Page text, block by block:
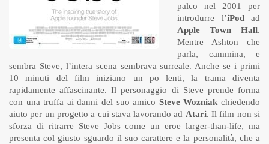
palco nel 2001 per
introdurre l’iPodad
Apple Town Hall.
Mentre Ashton che
parla, cammina, e
sembra Steve, l’intera scena sembrava surreale. Anche se i primi
10 minuti del film iniziano un po lenti, la trama diventa
rapidamente affascinante. Il personaggio di Steve prende forma
con una truffa ai danni del suo amico Steve Wozniak chiedendo
aiuto per un progetto a cui stava lavorando ad Atari. Il film non si
sforza di ritrarre Steve Jobs come un eroe larger-than-life, ma
presenta col giusto sguardo il suo carattere e la personalità, che a